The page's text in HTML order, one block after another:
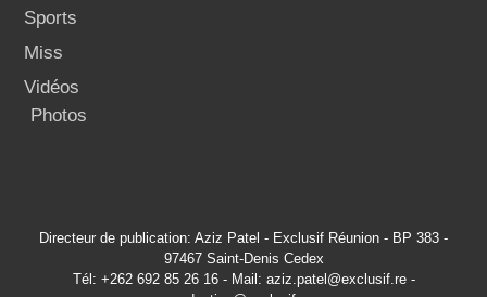
Sports
Miss
Vidéos
Photos
Directeur de publication: Aziz Patel - Exclusif Réunion - BP 383 -
97467 Saint-Denis Cedex
Tél: +262 692 85 26 16 - Mail: aziz.patel@exclusif.re -